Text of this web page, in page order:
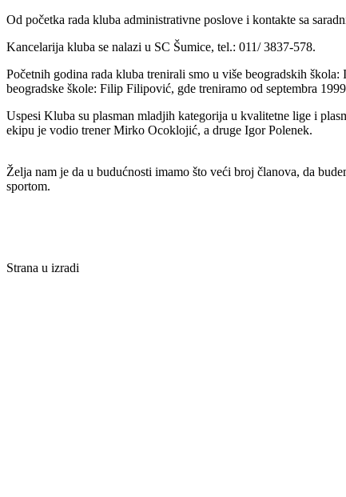
Od početka rada kluba administrativne poslove i kontakte sa
Kancelarija kluba se nalazi u SC Šumice, tel.: 011/ 3837-578.
Početnih godina rada kluba trenirali smo u više beogradskih
beogradske škole: Filip Filipović, gde treniramo od septembra
Uspesi Kluba su plasman mladjih kategorija u kvalitetne lige i
ekipu je vodio trener Mirko Ocoklojić, a druge Igor Polenek.
Želja nam je da u budućnosti imamo što veći broj članova, da
sportom.
Strana u izradi